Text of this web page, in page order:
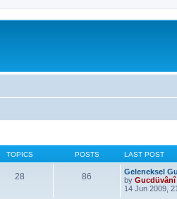
TOPICS POSTS LAST POST
28 86
Geleneksel
by Gucdüvânî
14 Jun 2009,